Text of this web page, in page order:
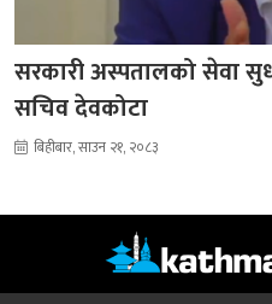
सरकारी अस्पतालको सेवा
सचिव देवकोटा
बिहीबार, साउन २१, २०८३